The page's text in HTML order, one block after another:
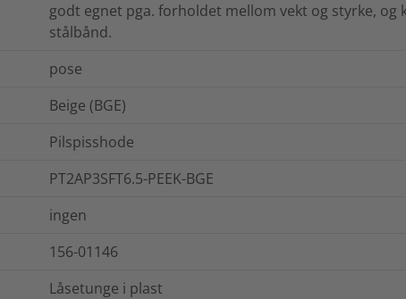
godt egnet pga. forholdet mellom vekt og styrke, og
stålbånd.
pose
Beige (BGE)
Pilspisshode
PT2AP3SFT6.5-PEEK-BGE
ingen
156-01146
Låsetunge i plast